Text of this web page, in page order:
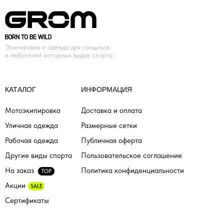
КАТАЛОГ
Мотоэкипировка
Уличная одежда
Рабочая одежда
На заказ TOP
ИНФОРМАЦИЯ
Доставка и оплата
Размерные сетки
Публичная оферта
Пользовательское соглашение
Акции SALE
Экипировка и одежда для гонщиков
и любителей моторных видов спорта
Политика конфиденциальности
Сертификаты
Другие виды спорта